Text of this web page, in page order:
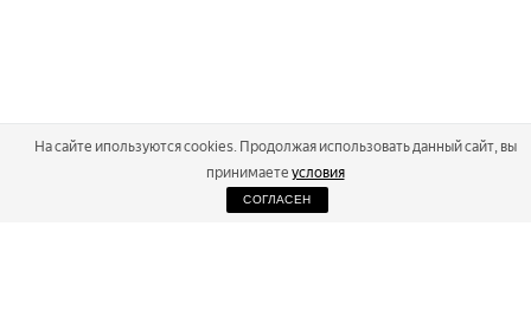
На сайте ипользуются cookies. Продолжая использовать данный сайт, вы
принимаете условия
СОГЛАСЕН